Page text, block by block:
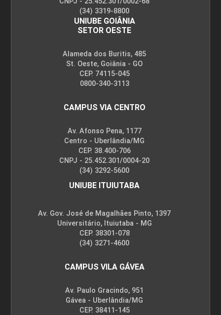
(34) 3319-8800
UNIUBE GOIÂNIA
SETOR OESTE
Alameda dos Buritis, 485
St. Oeste, Goiânia - GO
CEP. 74115-045
0800-340-3113
CAMPUS VIA CENTRO
Av. Afonso Pena, 1177
Centro - Uberlândia/MG
CEP. 38.400-706
CNPJ - 25.452.301/0004-20
(34) 3292-5600
UNIUBE ITUIUTABA
Av. Gov. José de Magalhães Pinto, 1397
Universitário, Ituiutaba - MG
CEP. 38301-078
(34) 3271-4600
CAMPUS VILA GÁVEA
Av. Paulo Gracindo, 951
Gávea - Uberlândia/MG
CEP. 38411-145